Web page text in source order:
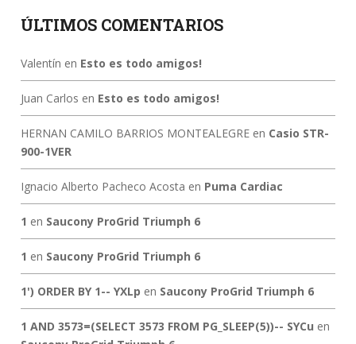
ÚLTIMOS COMENTARIOS
Valentín en Esto es todo amigos!
Juan Carlos en Esto es todo amigos!
HERNAN CAMILO BARRIOS MONTEALEGREen Casio STR-
900-1VER
Ignacio Alberto Pacheco Acosta en Puma Cardiac
1 en Saucony ProGrid Triumph 6
1 en Saucony ProGrid Triumph 6
1') ORDER BY 1-- YXLp en Saucony ProGrid Triumph 6
1 AND 3573=(SELECT 3573 FROM PG_SLEEP(5))-- SYCu en